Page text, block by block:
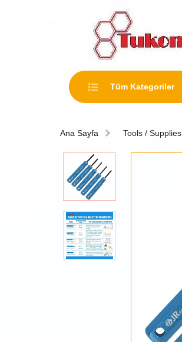
Tüm Kategoriler
Ana Sayfa Tools / Supplies